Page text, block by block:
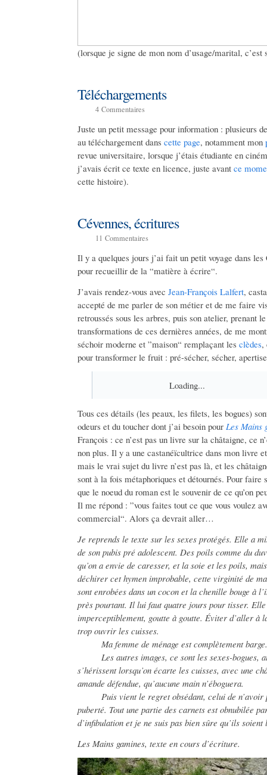
(lorsque je signe de mon nom d’usage/marital,
Téléchargements
4 Commentaires
Juste un petit message pour information : plusieurs
au téléchargement dans cette page, notamment mon
revue universitaire, lorsque j’étais étudiante en
j’avais écrit ce texte en licence, juste avant ce
cette histoire).
Cévennes, écritures
11 Commentaires
Il y a quelques jours j’ai fait un petit voyage dans les
pour recueillir de la “matière à écrire“.
J’avais rendez-vous avec Jean-François Lalfert,
accepté de me parler de son métier et de me faire
retroussés sous les arbres, puis son atelier, prenant
transformations de ces dernières années, de me
séchoir moderne et ”maison“ remplaçant les clèdes,
pour transformer le fruit : pré-sécher, sécher,
Loading...
Tous ces détails (les peaux, les filets, les bogues)
odeurs et du toucher dont j’ai besoin pour Les Mains
François : ce n’est pas un livre sur la châtaigne, ce
non plus. Il y a une castanéïcultrice dans mon livre
mais le vrai sujet du livre n’est pas là, et les
sont à la fois métaphoriques et détournés. Pour
que le noeud du roman est le souvenir de ce qu’on
Il me répond : ”vous faites tout ce que vous voulez
commercial“. Alors ça devrait aller…
Je reprends le texte sur les sexes protégés. Elle a
de son pubis pré adolescent. Des poils comme du
qu’on a envie de caresser, et la soie et les poils,
déchirer cet hymen improbable, cette virginité de
sont enrobées dans un cocon et la chenille bouge à
près pourtant. Il lui faut quatre jours pour tisser.
imperceptiblement, goutte à goutte. Éviter d’aller à
trop ouvrir les cuisses.
Ma femme de ménage est complètement barge.
Les autres images, ce sont les sexes-bogues,
s’hérissent lorsqu’on écarte les cuisses, avec une
amande défendue, qu’aucune main n’éboguera.
Puis vient le regret obsédant, celui de n’avoir
puberté. Tout une partie des carnets est obnubilée
d’infibulation et je ne suis pas bien sûre qu’ils
Les Mains gamines, texte en cours d’écriture.